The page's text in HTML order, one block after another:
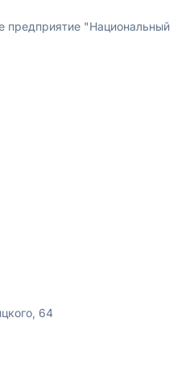
предприятие "Национальный
64